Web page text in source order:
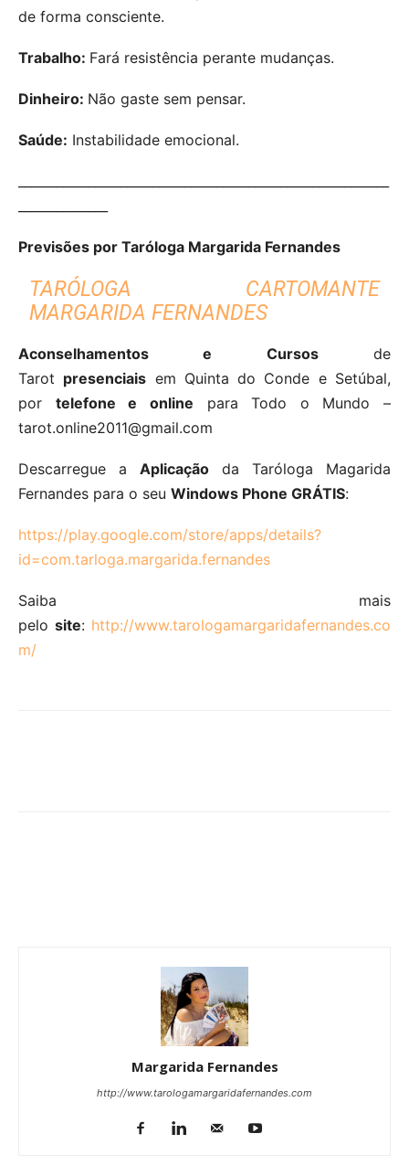
de forma consciente.
Trabalho: Fará resistência perante mudanças.
Dinheiro: Não gaste sem pensar.
Saúde: Instabilidade emocional.
Previsões por Taróloga Margarida Fernandes
TARÓLOGA CARTOMANTE
MARGARIDA FERNANDES
Aconselhamentos e Cursosde
Tarot presenciais em Quinta do Conde e Setúbal,
por telefone e online para Todo o Mundo –
tarot.online2011@gmail.com
Descarregue a Aplicação da Taróloga Magarida
Fernandes para o seu Windows Phone GRÁTIS:
https://play.google.com/store/apps/details?
id=com.tarloga.margarida.fernandes
Saiba mais
pelo site: http://www.tarologamargaridafernandes.co
m/
Margarida Fernandes
http://www.tarologamargaridafernandes.com